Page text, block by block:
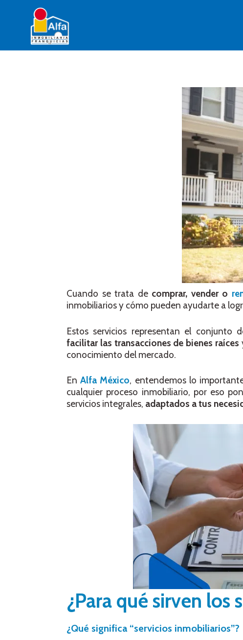
Cuando se trata de comprar, vender o
inmobiliarios y cómo pueden ayudarte a
Estos servicios representan el conjunto
facilitar las transacciones de bienes raíces
conocimiento del mercado.
EnAlfa México, entendemos lo
cualquier proceso inmobiliario, por eso
servicios integrales, adaptados a tus
¿Para qué sirven los
¿Qué significa “servicios inmobiliarios”?